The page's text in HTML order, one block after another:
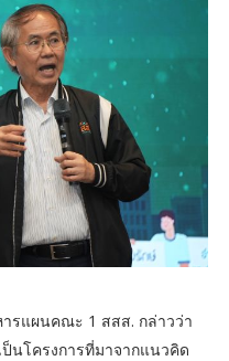
รแผนคณะ 1 สสส. กล่าวว่า
นโครงการที่มาจากแนวคิด